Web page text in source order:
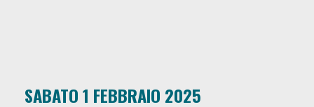
SABATO 1 FEBBRAIO 2025